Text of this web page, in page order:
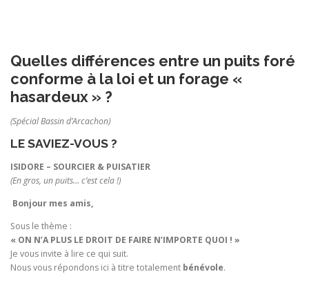
Quelles différences entre un puits foré
conforme à la loi et un forage «
hasardeux » ?
(Spécial Bassin d’Arcachon)
LE SAVIEZ-VOUS ?
ISIDORE – SOURCIER & PUISATIER
(En gros, un puits… c’est cela !)
Bonjour mes amis,
Sous le thème :
« ON N’A PLUS LE DROIT DE FAIRE N’IMPORTE QUOI ! »
Je vous invite à lire ce qui suit.
Nous vous répondons ici à titre totalement bénévole.